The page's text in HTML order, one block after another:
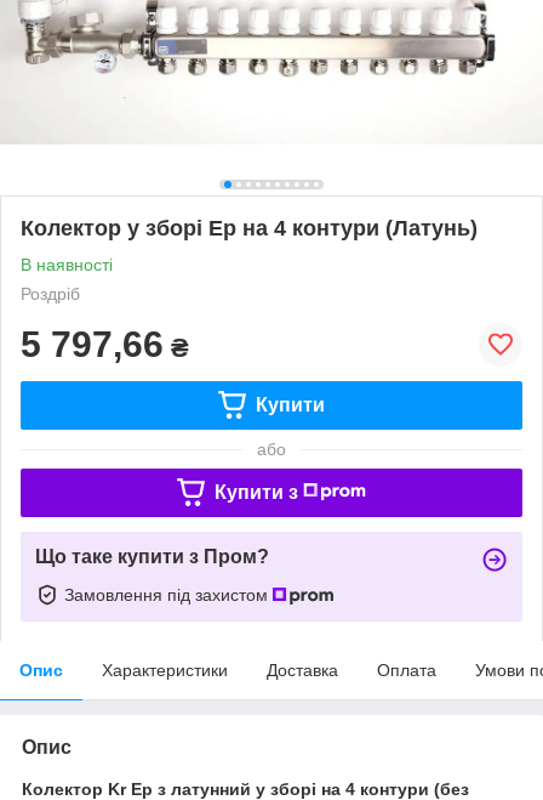
Колектор у зборі Ep на 4 контури (Латунь)
В наявності
Роздріб
5 797,66 ₴
Купити
або
Купити з
Що таке купити з Пром?
Замовлення під захистом
Опис Характеристики Доставка Оплата Умови
Опис
Колектор Kr Ep з латунний у зборі на 4 контури (без